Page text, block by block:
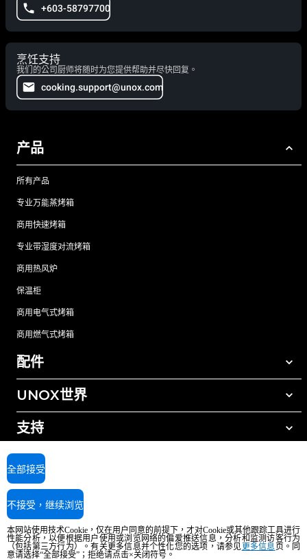
+603-58797700
烹饪支持
我们的公司厨师将随时为您提供帮助并尽快回复。
cooking.support@unox.com
产品
所有产品
专业万能蒸烤箱
商用快速烤箱
专业带湿度对流烤箱
商用热风炉
保温柜
商用电气式烤箱
商用燃气式烤箱
配件
所有配件
手动清洗清洁剂
树脂过滤水处理
反渗透水处理
UNOX世界
我们在全球的办事处
支持
UNOX质保
查找经销商
查找服务中心
版权所有2026 UNOX SpA保留所有权利。Reg.Imp.Padova n°04230750285 -
REA Padova 372835 - Cap.Soc.5.000.000€iv - 增值税/税号04230750285 - IT
WEEE Reg. No. IT08020000000377
AI Content Disclaimer
本网站使用技术Cookie，仅在用户同意的前提下，才对Cookie或其他跟踪工具进行
性能分析，以便根据用户使用或浏览网络的偏爱推送信息，分析和监测访客行为
（包括第三方行为）。有关更多信息并个性化您的选项，请参见更多信息 页。同
意请选择“全部接受”；拒绝请点击×关闭符号。
全部接受
不接受，继续浏览